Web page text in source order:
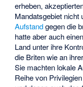
erheben,
Mandatsgebiet
Aufstandgegen die
hatte aber auch
Land unter ihre
die Briten wie an
Sie machten lokale
Reihe von